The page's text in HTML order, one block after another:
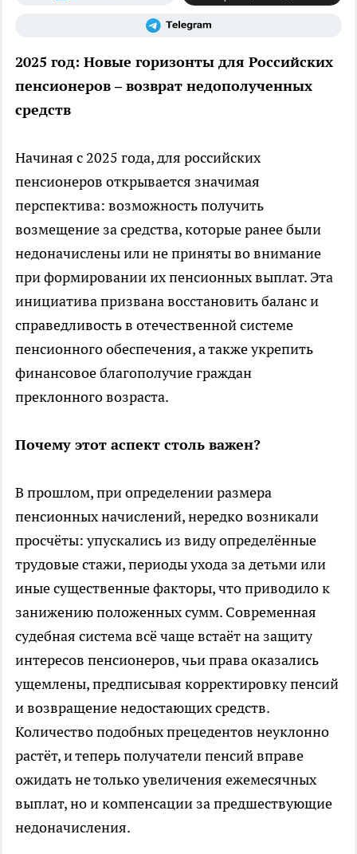
2025 год: Новые горизонты для Российских
пенсионеров – возврат недополученных
средств
Начиная с 2025 года, для российских
пенсионеров открывается значимая
перспектива: возможность получить
возмещение за средства, которые ранее были
недоначислены или не приняты во внимание
при формировании их пенсионных выплат. Эта
инициатива призвана восстановить баланс и
справедливость в отечественной системе
пенсионного обеспечения, а также укрепить
финансовое благополучие граждан
преклонного возраста.
Почему этот аспект столь важен?
В прошлом, при определении размера
пенсионных начислений, нередко возникали
просчёты: упускались из виду определённые
трудовые стажи, периоды ухода за детьми или
иные существенные факторы, что приводило к
занижению положенных сумм. Современная
судебная система всё чаще встаёт на защиту
интересов пенсионеров, чьи права оказались
ущемлены, предписывая корректировку пенсий
и возвращение недостающих средств.
Количество подобных прецедентов неуклонно
растёт, и теперь получатели пенсий вправе
ожидать не только увеличения ежемесячных
выплат, но и компенсации за предшествующие
недоначисления.